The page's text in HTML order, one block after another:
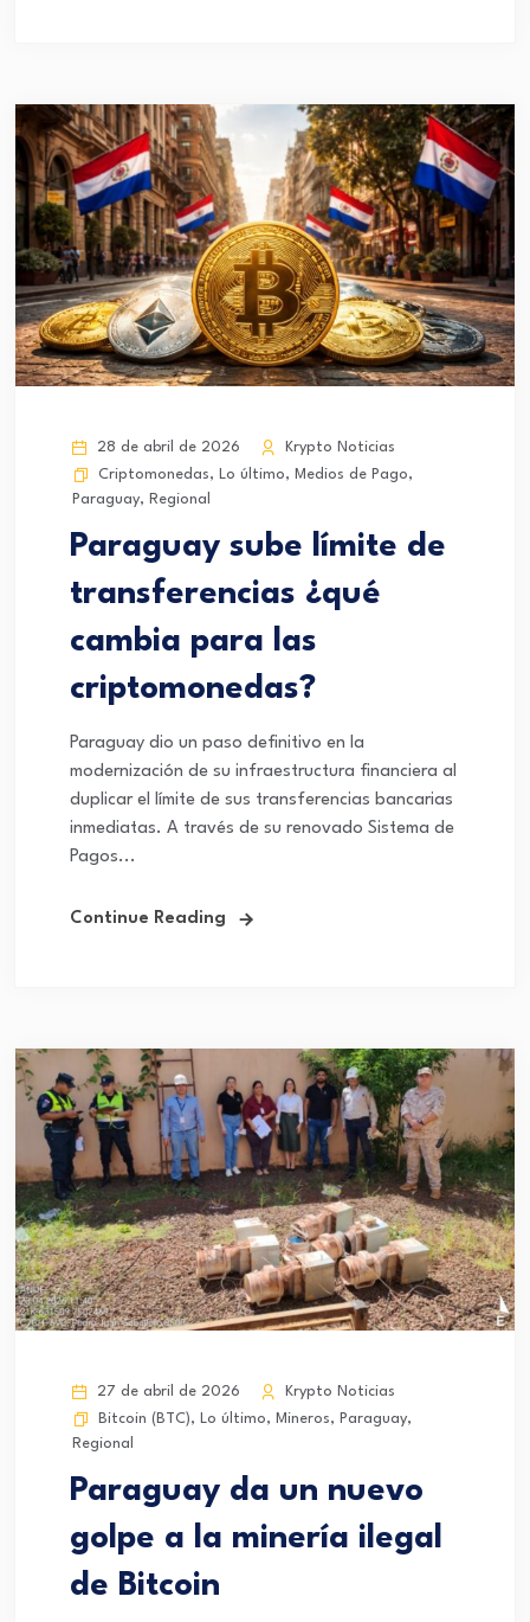
28 de abril de 2026
Krypto Noticias
Criptomonedas, Lo último, Medios de Pago,
Paraguay, Regional
Paraguay sube límite de
transferencias ¿qué
cambia para las
criptomonedas?
Paraguay dio un paso definitivo en la
modernización de su infraestructura financiera al
duplicar el límite de sus transferencias bancarias
inmediatas. A través de su renovado Sistema de
Pagos...
Continue Reading
27 de abril de 2026
Krypto Noticias
Bitcoin (BTC), Lo último, Mineros, Paraguay,
Regional
Paraguay da un nuevo
golpe a la minería ilegal
de Bitcoin